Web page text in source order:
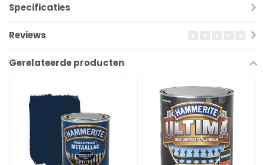
Specificaties
Reviews
Gerelateerde producten